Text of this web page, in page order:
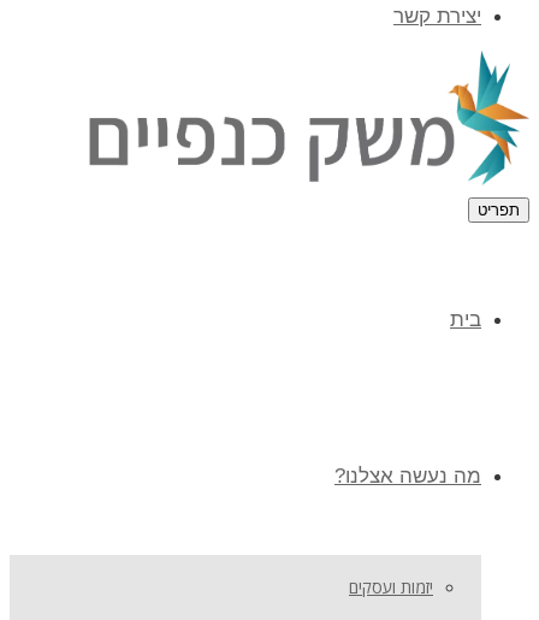
יצירת קשר
תפריט
בית
מה נעשה אצלנו?
יזמות ועסקים